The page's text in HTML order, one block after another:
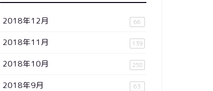
2018年12月 66
2018年11月 139
2018年10月 258
2018年9月 63